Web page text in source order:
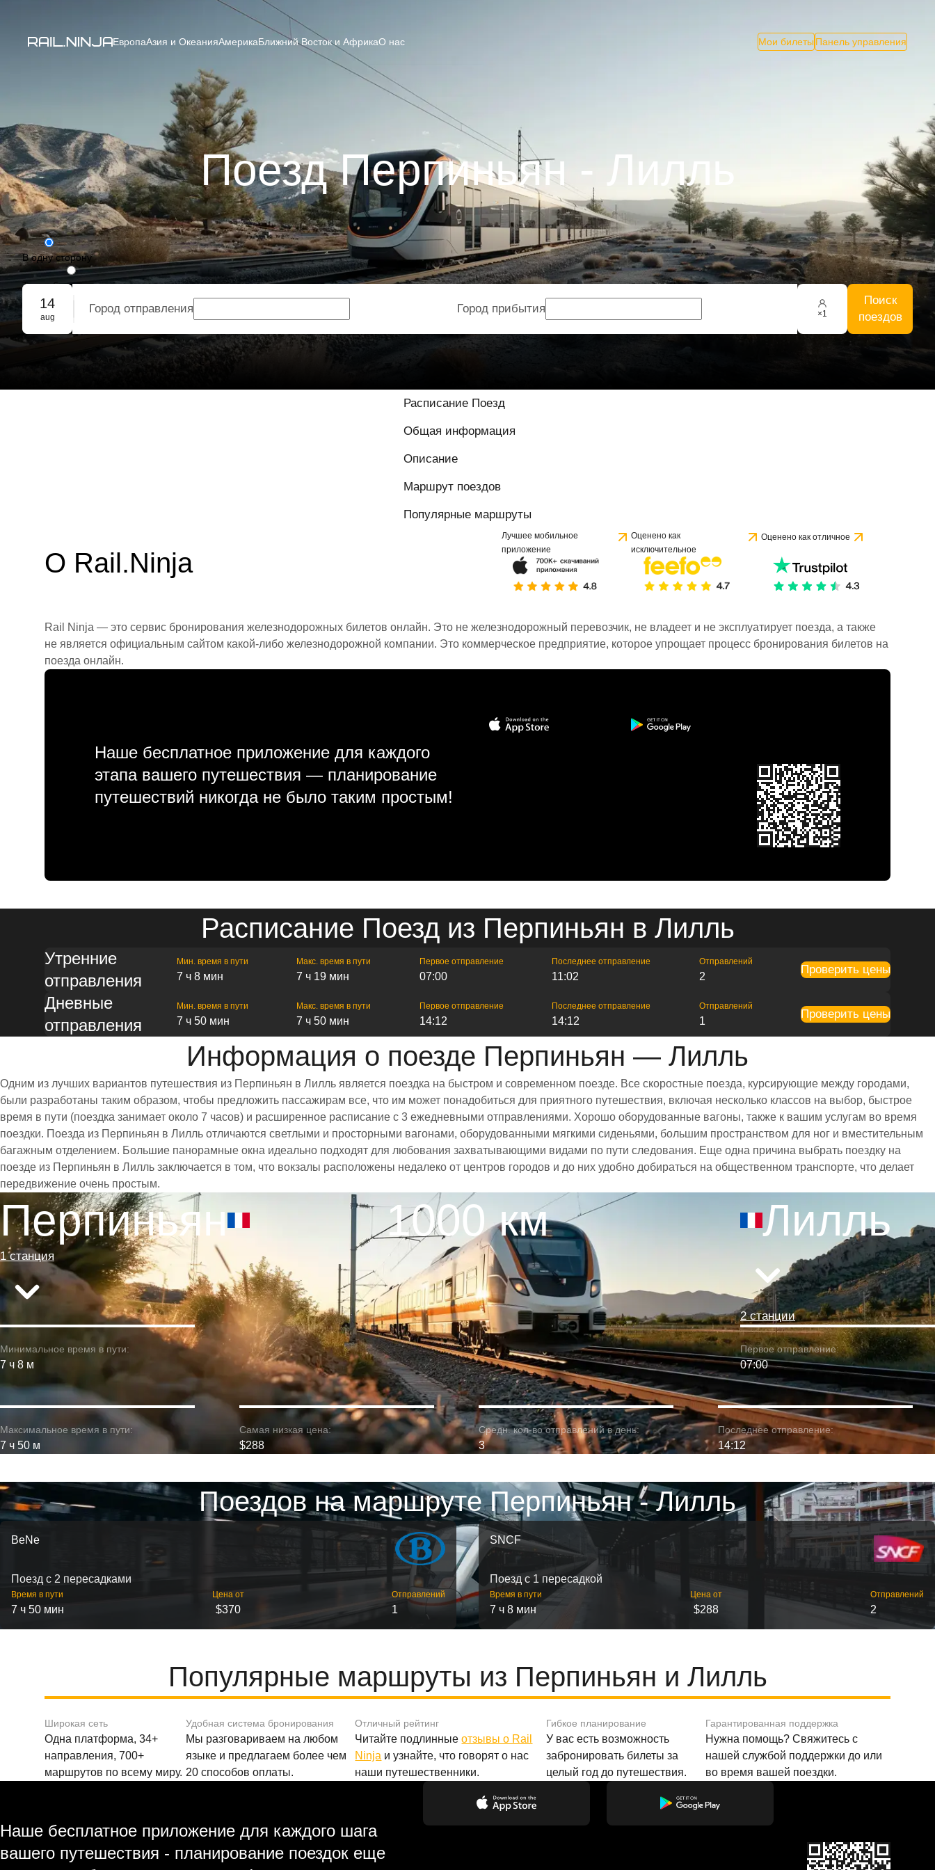
ЕвропаАзия и ОкеанияАмерикаБлижний Восток и АфрикаО нас Мои билеты Панель управления
Поезд Перпиньян - Лилль
В одну сторону
Туда-обратно
Групповое бронирование
14
aug
Город отправления Город прибытия ×1
Поиск
поездов
Расписание Поезд
Общая информация
Описание
Маршрут поездов
Популярные маршруты
О Rail.Ninja
Лучшее мобильное
приложение
Оценено как
исключительное
Оценено как отличное
Rail Ninja — это сервис бронирования железнодорожных билетов онлайн. Это не железнодорожный перевозчик, не владеет и не эксплуатирует поезда, а также
не является официальным сайтом какой-либо железнодорожной компании. Это коммерческое предприятие, которое упрощает процесс бронирования билетов на
поезда онлайн.
Наше бесплатное приложение для каждого
этапа вашего путешествия — планирование
путешествий никогда не было таким простым!
Расписание Поезд из Перпиньян в Лилль
Утренние
отправления
Мин. время в пути
7 ч 8 мин
Макс. время в пути
7 ч 19 мин
Первое отправление
07:00
Последнее отправление
11:02
Отправлений
2
Проверить цены
Дневные
отправления
Мин. время в пути
7 ч 50 мин
Макс. время в пути
7 ч 50 мин
Первое отправление
14:12
Последнее отправление
14:12
Отправлений
1
Проверить цены
Информация о поезде Перпиньян — Лилль
Одним из лучших вариантов путешествия из Перпиньян в Лилль является поездка на быстром и современном поезде. Все скоростные поезда, курсирующие между городами,
были разработаны таким образом, чтобы предложить пассажирам все, что им может понадобиться для приятного путешествия, включая несколько классов на выбор, быстрое
время в пути (поездка занимает около 7 часов) и расширенное расписание с 3 ежедневными отправлениями. Хорошо оборудованные вагоны, также к вашим услугам во время
поездки. Поезда из Перпиньян в Лилль отличаются светлыми и просторными вагонами, оборудованными мягкими сиденьями, большим пространством для ног и вместительным
багажным отделением. Большие панорамные окна идеально подходят для любования захватывающими видами по пути следования. Еще одна причина выбрать поездку на
поезде из Перпиньян в Лилль заключается в том, что вокзалы расположены недалеко от центров городов и до них удобно добираться на общественном транспорте, что делает
передвижение очень простым.
Перпиньян
1 станция
1000 км Лилль
2 станции
Минимальное время в пути:
7 ч 8 м
Первое отправление:
07:00
Максимальное время в пути:
7 ч 50 м
Самая низкая цена:
$288
Средн. кол-во отправлений в день:
3
Последнее отправление:
14:12
Поездов на маршруте Перпиньян - Лилль
BeNe
Поезд с 2 пересадками
Время в пути
7 ч 50 мин
Цена от
$370
Отправлений
1
SNCF
Поезд с 1 пересадкой
Время в пути
7 ч 8 мин
Цена от
$288
Отправлений
2
Популярные маршруты из Перпиньян и Лилль
Широкая сеть
Одна платформа, 34+
направления, 700+
маршрутов по всему миру.
Удобная система бронирования
Мы разговариваем на любом
языке и предлагаем более чем
20 способов оплаты.
Отличный рейтинг
Читайте подлинныеотзывы о Rail
Ninja и узнайте, что говорят о нас
наши путешественники.
Гибкое планирование
У вас есть возможность
забронировать билеты за
целый год до путешествия.
Гарантированная поддержка
Нужна помощь? Свяжитесь с
нашей службой поддержки до или
во время вашей поездки.
Наше бесплатное приложение для каждого шага
вашего путешествия - планирование поездок еще